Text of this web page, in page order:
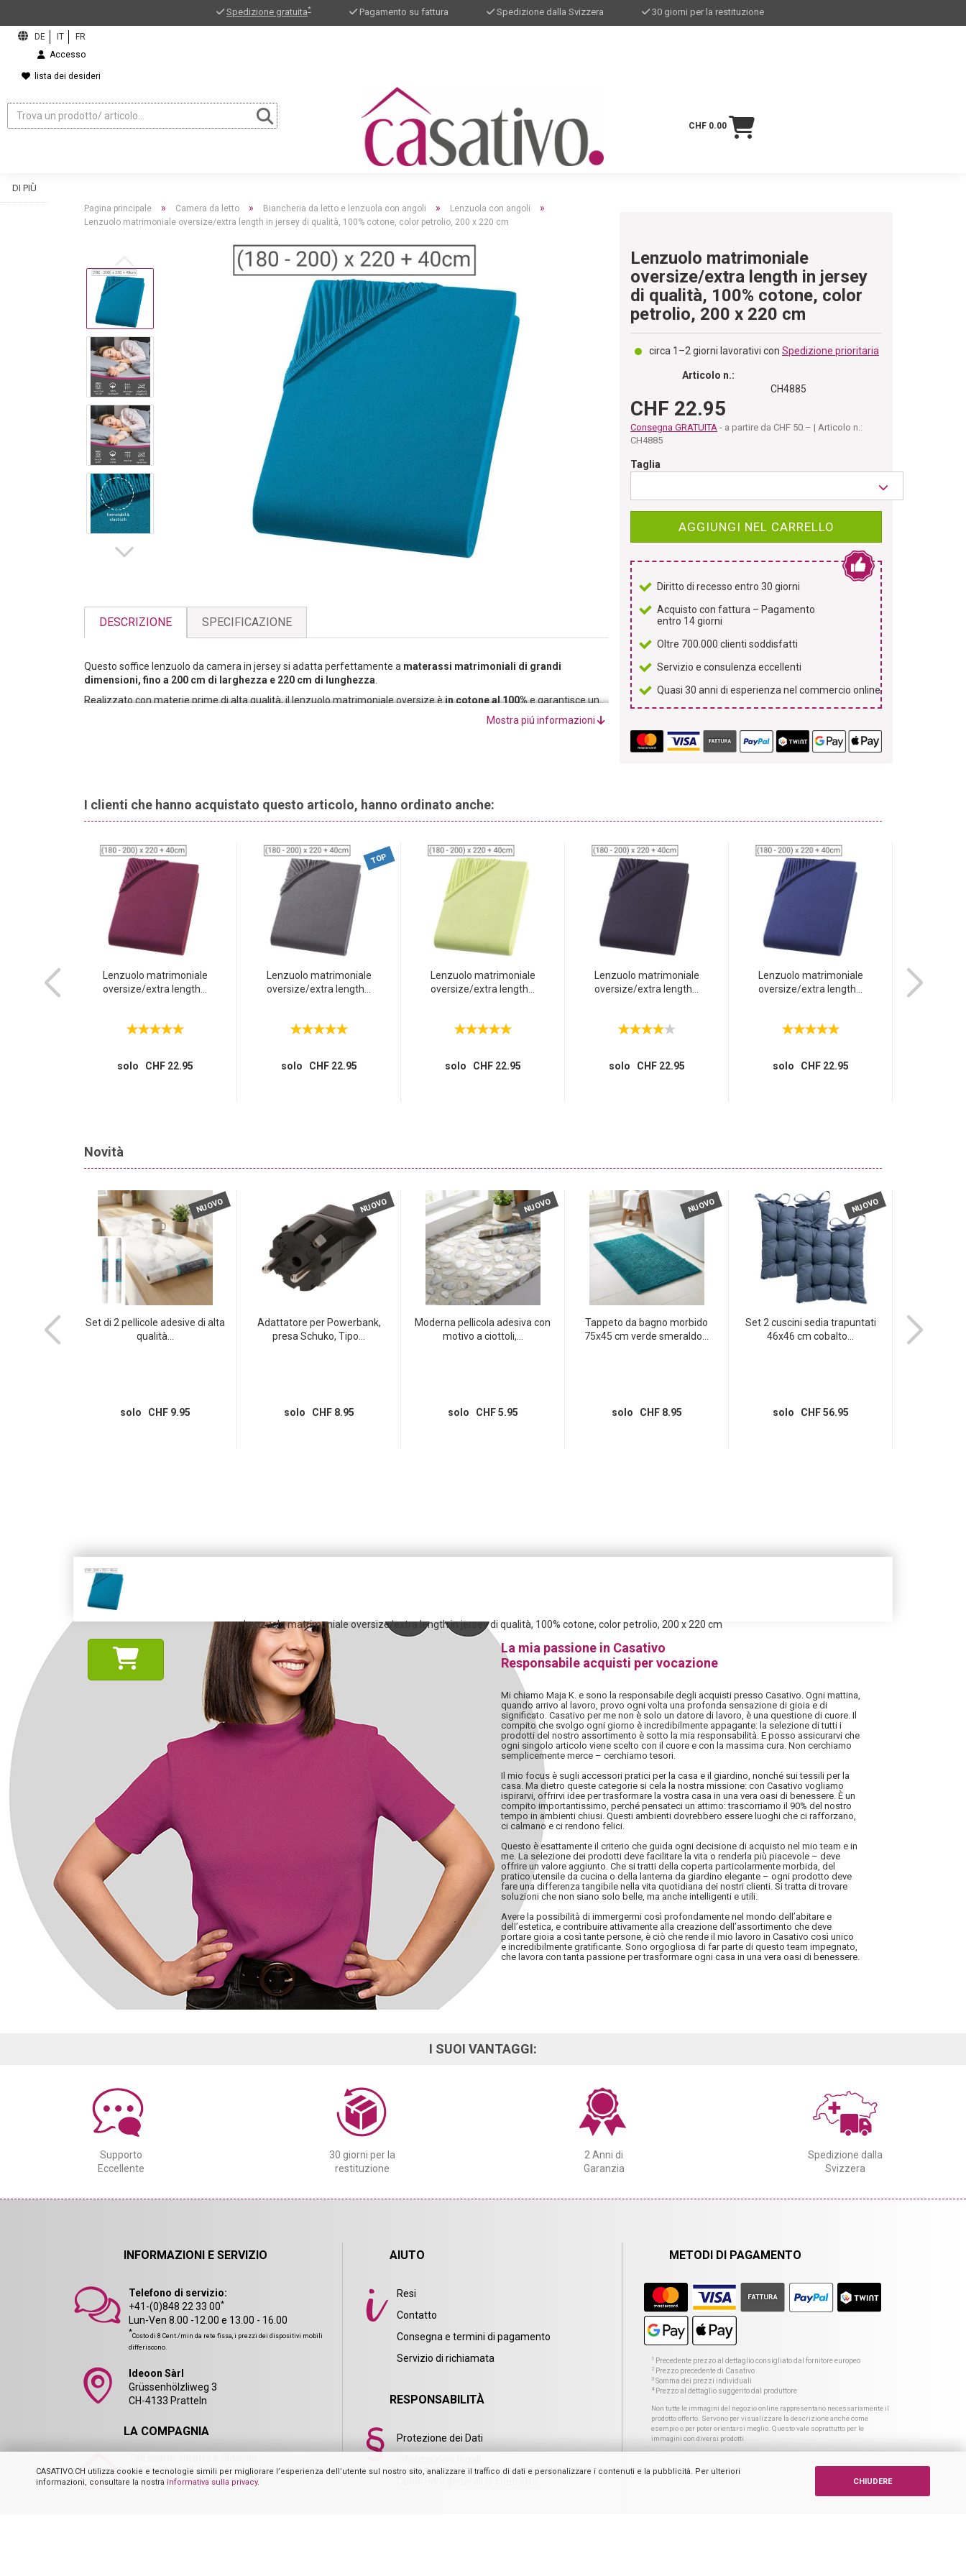
CASATIVO.CH utilizza cookie e tecnologie simili per migliorare l’esperienza dell’utente sul nostro sito, analizzare il traffico di dati e personalizzare i contenuti e la pubblicità. Per ulteriori
informazioni, consultare la nostra informativa sulla privacy. CHIUDERE
Spedizione gratuita* Pagamento su fattura Spedizione dalla Svizzera 30 giorni per la restituzione
Accesso
lista dei desideri
CHF 0.00
DI PIÙ
Pagina principale » Camera da letto » Biancheria da letto e lenzuola con angoli » Lenzuola con angoli »
Lenzuolo matrimoniale oversize/extra length in jersey di qualità, 100% cotone, color petrolio, 200 x 220 cm
Lenzuolo matrimoniale
oversize/extra length in jersey
di qualità, 100% cotone, color
petrolio, 200 x 220 cm
circa 1–2 giorni lavorativi conSpedizione prioritaria
Articolo n.:
CH4885
CHF 22.95
Consegna GRATUITA - a partire da CHF 50.– | Articolo n.:
CH4885
Taglia
AGGIUNGI NEL CARRELLO
Diritto di recesso entro 30 giorni
Acquisto con fattura – Pagamento
entro 14 giorni
Oltre 700.000 clienti soddisfatti
Servizio e consulenza eccellenti
Quasi 30 anni di esperienza nel commercio online
DESCRIZIONE SPECIFICAZIONE
Questo soffice lenzuolo da camera in jersey si adatta perfettamente a materassi matrimoniali di grandi
dimensioni, fino a 200 cm di larghezza e 220 cm di lunghezza
Realizzato con materie prime di alta qualità, il lenzuolo matrimoniale oversize èin cotone al 100%e garantisce un
Mostra piú informazioni
I clienti che hanno acquistato questo articolo, hanno ordinato anche:
acciaio inox
Lenzuolo matrimoniale
oversize/extra length...
solo CHF 22.95
TOP
Lenzuolo matrimoniale
oversize/extra length...
solo CHF 22.95
Lenzuolo matrimoniale
oversize/extra length...
solo CHF 22.95
Lenzuolo matrimoniale
oversize/extra length...
solo CHF 22.95
Lenzuolo matrimoniale
oversize/extra length...
solo CHF 22.95
Lenzuolo
Novità
a 3 poli tipo
NUOVO
Set di 2 pellicole adesive di alta
qualità...
solo CHF 9.95
NUOVO
Adattatore per Powerbank,
presa Schuko, Tipo...
solo CHF 8.95
NUOVO
Moderna pellicola adesiva con
motivo a ciottoli,...
solo CHF 5.95
NUOVO
Tappeto da bagno morbido
75x45 cm verde smeraldo...
solo CHF 8.95
NUOVO
Set 2 cuscini sedia trapuntati
46x46 cm cobalto...
solo CHF 56.95
Pellicola
Lenzuolo matrimoniale oversize/extra length in jersey di qualità, 100% cotone, color petrolio, 200 x 220 cm
La mia passione in Casativo
Responsabile acquisti per vocazione
Mi chiamo Maja K. e sono la responsabile degli acquisti presso Casativo. Ogni mattina,
quando arrivo al lavoro, provo ogni volta una profonda sensazione di gioia e di
significato. Casativo per me non è solo un datore di lavoro, è una questione di cuore. Il
compito che svolgo ogni giorno è incredibilmente appagante: la selezione di tutti i
prodotti del nostro assortimento è sotto la mia responsabilità. E posso assicurarvi che
ogni singolo articolo viene scelto con il cuore e con la massima cura. Non cerchiamo
semplicemente merce – cerchiamo tesori.
Il mio focus è sugli accessori pratici per la casa e il giardino, nonché sui tessili per la
casa. Ma dietro queste categorie si cela la nostra missione: con Casativo vogliamo
ispirarvi, offrirvi idee per trasformare la vostra casa in una vera oasi di benessere. È un
compito importantissimo, perché pensateci un attimo: trascorriamo il 90% del nostro
tempo in ambienti chiusi. Questi ambienti dovrebbero essere luoghi che ci rafforzano,
ci calmano e ci rendono felici.
Questo è esattamente il criterio che guida ogni decisione di acquisto nel mio team e in
me. La selezione dei prodotti deve facilitare la vita o renderla più piacevole – deve
offrire un valore aggiunto. Che si tratti della coperta particolarmente morbida, del
pratico utensile da cucina o della lanterna da giardino elegante – ogni prodotto deve
fare una differenza tangibile nella vita quotidiana dei nostri clienti. Si tratta di trovare
soluzioni che non siano solo belle, ma anche intelligenti e utili.
Avere la possibilità di immergermi così profondamente nel mondo dell’abitare e
dell’estetica, e contribuire attivamente alla creazione dell’assortimento che deve
portare gioia a così tante persone, è ciò che rende il mio lavoro in Casativo così unico
e incredibilmente gratificante. Sono orgogliosa di far parte di questo team impegnato,
che lavora con tanta passione per trasformare ogni casa in una vera oasi di benessere.
I SUOI VANTAGGI:
Supporto
Eccellente
30 giorni per la
restituzione
2 Anni di
Garanzia
Spedizione dalla
Svizzera
INFORMAZIONI E SERVIZIO
Telefono di servizio:
+41-(0)848 22 33 00*
Lun-Ven 8.00 -12.00 e 13.00 - 16.00
*Costo di 8 Cent./min da rete fissa, i prezzi dei dispositivi mobili
differiscono.
Ideoon Sàrl
Grüssenhölzliweg 3
CH-4133 Pratteln
LA COMPAGNIA
Iscriviti alla nostra Newsletter
AIUTO
Resi
Contatto
Consegna e termini di pagamento
Servizio di richiamata
RESPONSABILITÀ
Protezione dei Dati
METODI DI PAGAMENTO
1 Precedente prezzo al dettaglio consigliato dal fornitore europeo
2 Prezzo precedente di Casativo
3 Somma dei prezzi individuali
4Prezzo al dettaglio suggerito dal produttore
Non tutte le immagini del negozio online rappresentano necessariamente il
prodotto offerto. Servono per visualizzare la descrizione anche come
esempio o per poter orientarsi meglio. Questo vale soprattutto per le
immagini con diversi prodotti.